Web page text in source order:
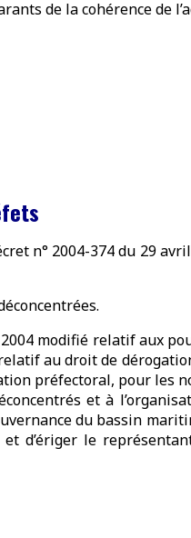
de la cohérence de
n° 2004-374 du 29
modifié relatif aux
au droit de
préfectoral, pour les
et à
du bassin
le